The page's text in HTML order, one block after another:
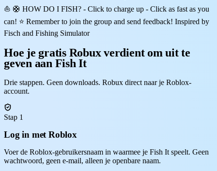
⛵ 🛟 HOW DO I FISH? - Click to charge up - Click as fast as you
can! ⭐ Remember to join the group and send feedback! Inspired by
Fisch and Fishing Simulator
Hoe je gratis Robux verdient om uit te
geven aan Fish It
Drie stappen. Geen downloads. Robux direct naar je Roblox-
account.
Stap 1
Log in met Roblox
Voer de Roblox-gebruikersnaam in waarmee je Fish It speelt. Geen
wachtwoord, geen e-mail, alleen je openbare naam.